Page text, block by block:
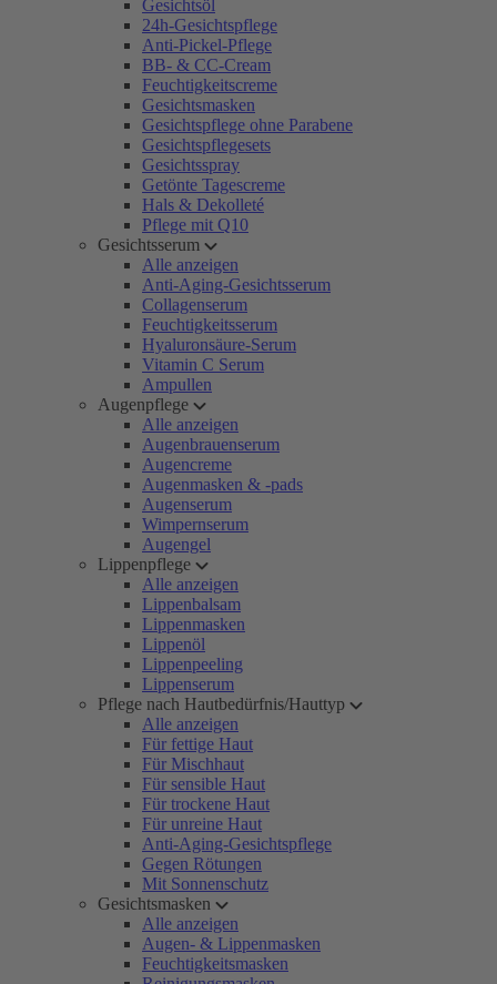
Gesichtsöl
24h-Gesichtspflege
Anti-Pickel-Pflege
BB- & CC-Cream
Feuchtigkeitscreme
Gesichtsmasken
Gesichtspflege ohne Parabene
Gesichtspflegesets
Gesichtsspray
Getönte Tagescreme
Hals & Dekolleté
Pflege mit Q10
Gesichtsserum
Alle anzeigen
Anti-Aging-Gesichtsserum
Collagenserum
Feuchtigkeitsserum
Hyaluronsäure-Serum
Vitamin C Serum
Ampullen
Augenpflege
Alle anzeigen
Augenbrauenserum
Augencreme
Augenmasken & -pads
Augenserum
Wimpernserum
Augengel
Lippenpflege
Alle anzeigen
Lippenbalsam
Lippenmasken
Lippenöl
Lippenpeeling
Lippenserum
Pflege nach Hautbedürfnis/Hauttyp
Alle anzeigen
Für fettige Haut
Für Mischhaut
Für sensible Haut
Für trockene Haut
Für unreine Haut
Anti-Aging-Gesichtspflege
Gegen Rötungen
Mit Sonnenschutz
Gesichtsmasken
Alle anzeigen
Augen- & Lippenmasken
Feuchtigkeitsmasken